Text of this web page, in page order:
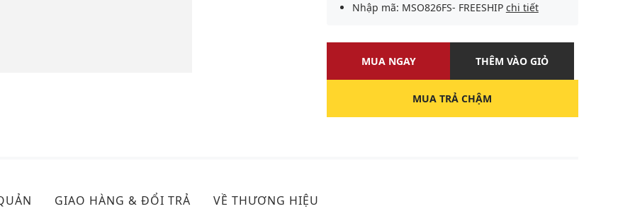
Nhập mã: MSO826FS- FREESHIP chi tiết
MUA NGAY THÊM VÀO GIỎ
MUA TRẢ CHẬM
GIAO HÀNG & ĐỔI TRẢ VỀ THƯƠNG HIỆU